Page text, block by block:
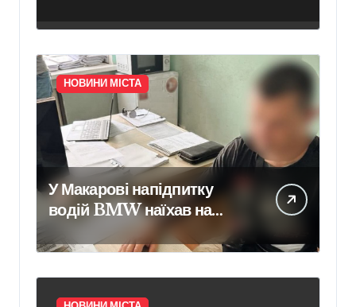
поетесі
НОВИНИ МІСТА
У Макарові напідпитку
водій BMW наїхав на
мотоцикл із двома
підлітками: йому
повідомили про підозру